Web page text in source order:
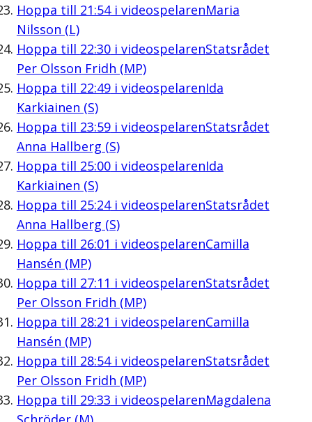
Hoppa till 21:54i videospelarenMaria
Nilsson (L)
Hoppa till 22:30i videospelarenStatsrådet
Per Olsson Fridh (MP)
Hoppa till 22:49i videospelarenIda
Karkiainen (S)
Hoppa till 23:59i videospelarenStatsrådet
Anna Hallberg (S)
Hoppa till 25:00i videospelarenIda
Karkiainen (S)
Hoppa till 25:24i videospelarenStatsrådet
Anna Hallberg (S)
Hoppa till 26:01 i videospelarenCamilla
Hansén (MP)
Hoppa till 27:11 i videospelarenStatsrådet
Per Olsson Fridh (MP)
Hoppa till 28:21 i videospelarenCamilla
Hansén (MP)
Hoppa till 28:54i videospelarenStatsrådet
Per Olsson Fridh (MP)
Hoppa till 29:33 i videospelarenMagdalena